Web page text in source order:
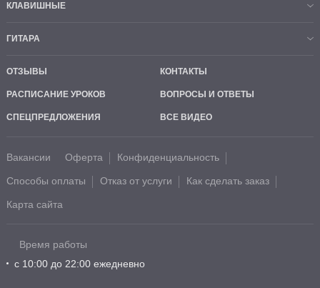
КЛАВИШНЫЕ
ГИТАРА
ОТЗЫВЫ КОНТАКТЫ
РАСПИСАНИЕ УРОКОВ ВОПРОСЫ И ОТВЕТЫ
СПЕЦПРЕДЛОЖЕНИЯ ВСЕ ВИДЕО
Вакансии Оферта Конфиденциальность
Способы оплаты Отказ от услуги Как сделать заказ
Карта сайта
Время работы
с 10:00 до 22:00 ежедневно